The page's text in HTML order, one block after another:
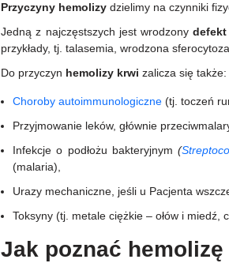
Przyczyny hemolizy dzielimy na czynniki
Jedną z najczęstszych jest wrodzony
przykłady, tj. talasemia, wrodzona
Do przyczyn hemolizy krwi zalicza się także:
Choroby autoimmunologiczne (tj. toczeń
Przyjmowanie leków, głównie
Infekcje o podłożu bakteryjnym(
(malaria),
Urazy mechaniczne, jeśli u Pacjenta
Toksyny (tj. metale ciężkie – ołów i miedź,
Jak poznać